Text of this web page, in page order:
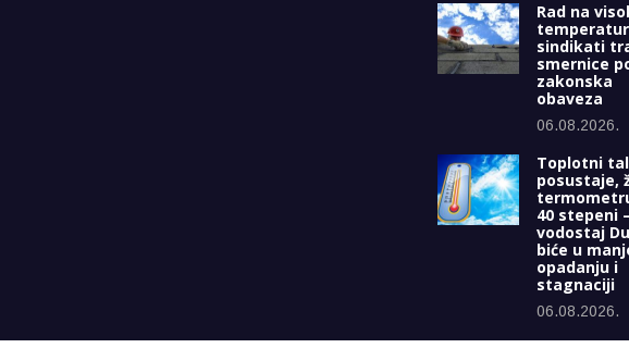
Rad na
sindikati
smernice
zakonska
obaveza
06.08.2026.
Toplotni
posustaje,
40 stepeni –
vodostaj
biće u
opadanju i
stagnaciji
06.08.2026.